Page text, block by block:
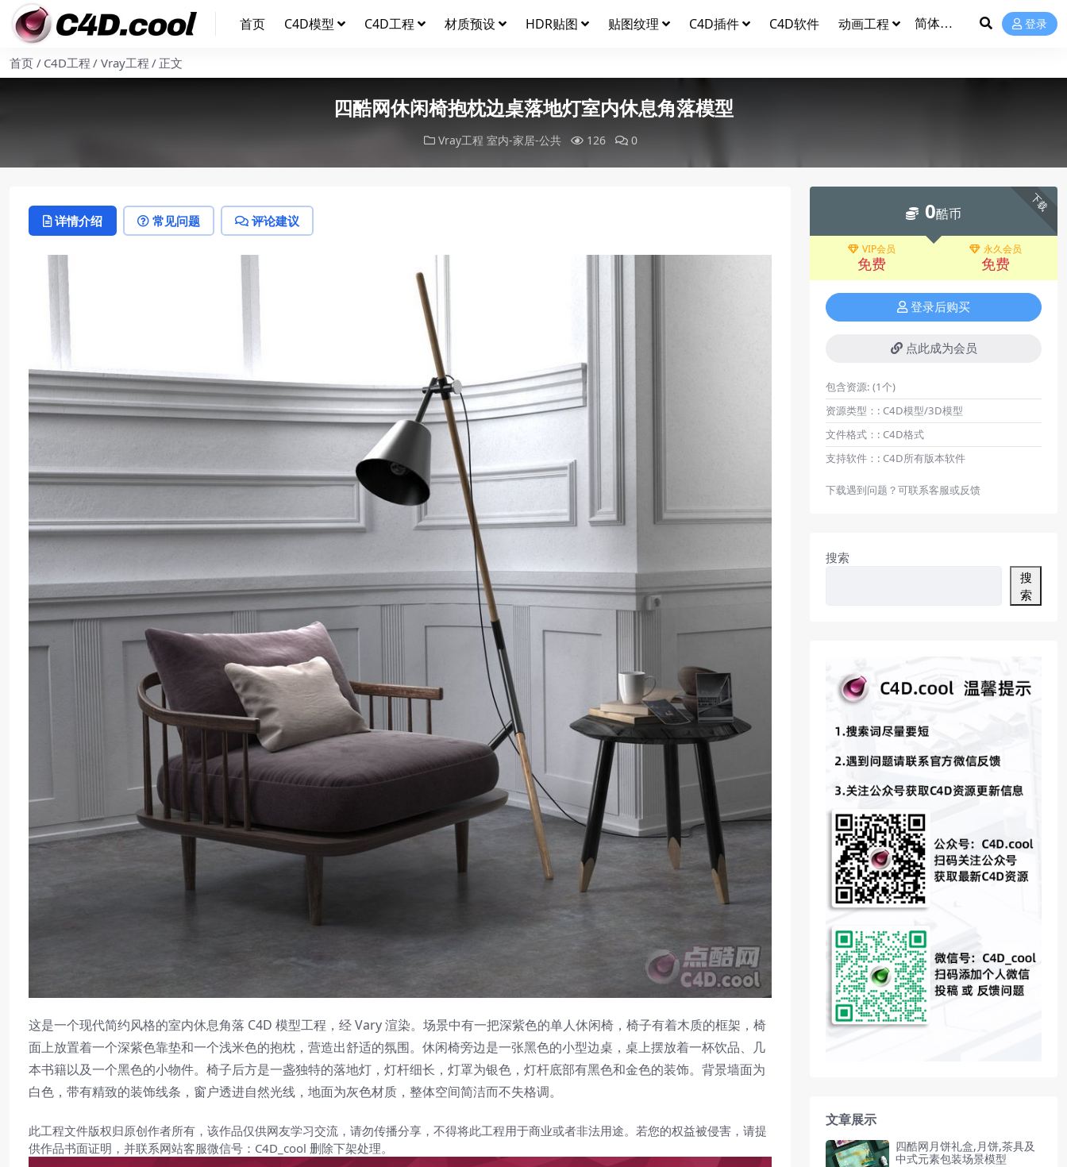
首页 C4D模型 C4D工程 材质预设 HDR贴图 贴图纹理 C4D插件 C4D软件 动画工程 登录
首页 C4D工程 Vray工程 正文
四酷网休闲椅抱枕边桌落地灯室内休息角落模型
Vray工程 室内-家居-公共 126 0
详情介绍 常见问题 评论建议
这是一个现代简约风格的室内休息角落 C4D 模型工程，经 Vary 渲染。场景中有一把深紫色的单人休闲椅，椅子有着木质的框架，椅
面上放置着一个深紫色靠垫和一个浅米色的抱枕，营造出舒适的氛围。休闲椅旁边是一张黑色的小型边桌，桌上摆放着一杯饮品、几
本书籍以及一个黑色的小物件。椅子后方是一盏独特的落地灯，灯杆细长，灯罩为银色，灯杆底部有黑色和金色的装饰。背景墙面为
白色，带有精致的装饰线条，窗户透进自然光线，地面为灰色材质，整体空间简洁而不失格调。
此工程文件版权归原创作者所有，该作品仅供网友学习交流，请勿传播分享，不得将此工程用于商业或者非法用途。若您的权益被侵害，请提
供作品书面证明，并联系网站客服微信号：C4D_cool 删除下架处理。
下载
0酷币
VIP会员
免费
永久会员
免费
登录后购买
点此成为会员
包含资源: (1个)
资源类型：: C4D模型/3D模型
文件格式：: C4D格式
支持软件：: C4D所有版本软件
下载遇到问题？可联系客服或反馈
搜索
搜
索
文章展示
四酷网月饼礼盒,月饼,茶具及
中式元素包装场景模型